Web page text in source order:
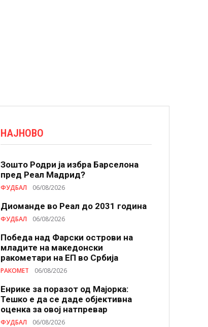
НАЈНОВО
Зошто Родри ја избра Барселона
пред Реал Мадрид?
ФУДБАЛ 06/08/2026
Диоманде во Реал до 2031 година
ФУДБАЛ 06/08/2026
Победа над Фарски острови на
младите на македонски
ракометари на ЕП во Србија
РАКОМЕТ 06/08/2026
Енрике за поразот од Мајорка:
Тешко е да се даде објективна
оценка за овој натпревар
ФУДБАЛ 06/08/2026